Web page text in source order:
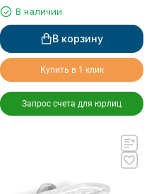
туалетной бумаги с
крышкой
В наличии
В корзину
Купить в 1 клик
Запрос счета для юрлиц